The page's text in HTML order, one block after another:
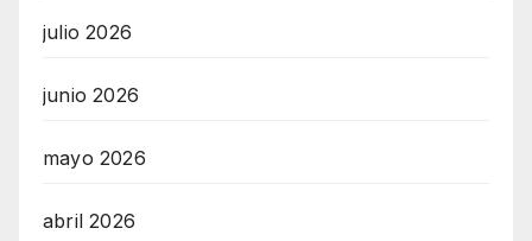
julio 2026
junio 2026
mayo 2026
abril 2026